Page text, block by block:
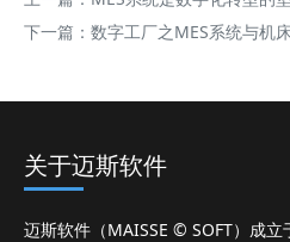
下一篇： 数字工厂之MES系统与机
关于迈斯软件
迈斯软件（MAISSE © SOFT）成